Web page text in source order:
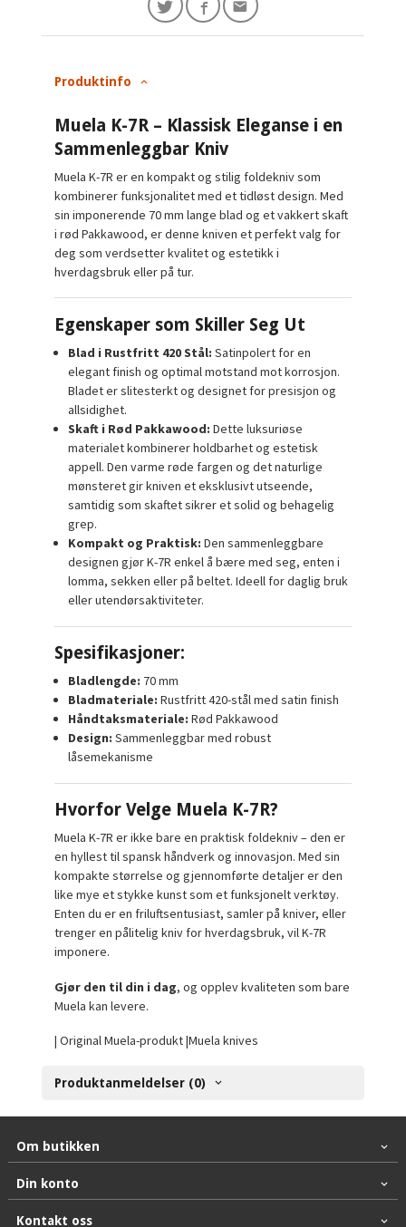
Produktinfo
Muela K-7R – Klassisk Eleganse i en
Sammenleggbar Kniv
Muela K-7R er en kompakt og stilig foldekniv som
kombinerer funksjonalitet med et tidløst design. Med
sin imponerende 70 mm lange blad og et vakkert skaft
i rød Pakkawood, er denne kniven et perfekt valg for
deg som verdsetter kvalitet og estetikk i
hverdagsbruk eller på tur.
Egenskaper som Skiller Seg Ut
Blad i Rustfritt 420 Stål: Satinpolert for en
elegant finish og optimal motstand mot korrosjon.
Bladet er slitesterkt og designet for presisjon og
allsidighet.
Skaft i Rød Pakkawood: Dette luksuriøse
materialet kombinerer holdbarhet og estetisk
appell. Den varme røde fargen og det naturlige
mønsteret gir kniven et eksklusivt utseende,
samtidig som skaftet sikrer et solid og behagelig
grep.
Kompakt og Praktisk: Den sammenleggbare
designen gjør K-7R enkel å bære med seg, enten i
lomma, sekken eller på beltet. Ideell for daglig bruk
eller utendørsaktiviteter.
Spesifikasjoner:
Bladlengde: 70 mm
Bladmateriale: Rustfritt 420-stål med satin finish
Håndtaksmateriale: Rød Pakkawood
Design: Sammenleggbar med robust
låsemekanisme
Hvorfor Velge Muela K-7R?
Muela K-7R er ikke bare en praktisk foldekniv – den er
en hyllest til spansk håndverk og innovasjon. Med sin
kompakte størrelse og gjennomførte detaljer er den
like mye et stykke kunst som et funksjonelt verktøy.
Enten du er en friluftsentusiast, samler på kniver, eller
trenger en pålitelig kniv for hverdagsbruk, vil K-7R
imponere.
Gjør den til din i dag, og opplev kvaliteten som bare
Muela kan levere.
| Original Muela-produkt |Muela knives
Produktanmeldelser (0)
Om butikken
Din konto
Kontakt oss